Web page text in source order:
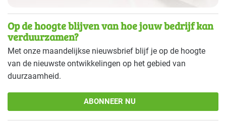
Op de hoogte blijven van hoe jouw bedrijf kan
verduurzamen?
Met onze maandelijkse nieuwsbrief blijf je op de hoogte
van de nieuwste ontwikkelingen op het gebied van
duurzaamheid.
ABONNEER NU